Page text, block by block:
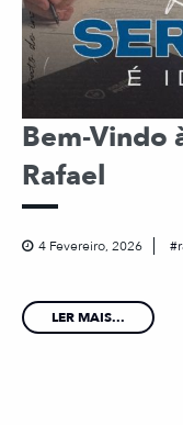
Bem-Vindo
Rafael
4 Fevereiro, 2026
LER MAIS...